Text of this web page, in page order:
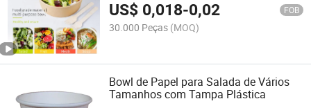
US$ 0,018-0,02 FOB
30.000 Peças (MOQ)
Bowl de Papel para Salada de Vários
Tamanhos com Tampa Plástica